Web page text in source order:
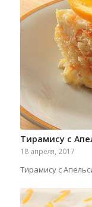
Тирамису с
18 апреля, 2017
Тирамису с